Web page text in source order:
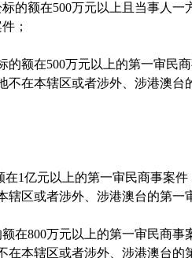
的额在500万元以上且当事人一
；
的额在500万元以上的第一审民
不在本辖区或者涉外、涉港澳台
在1亿元以上的第一审民商事案
区或者涉外、涉港澳台的第一
在800万元以上的第一审民商事
本辖区或者涉外、涉港澳台的